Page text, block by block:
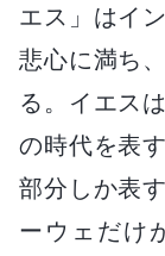
エス」はイ
悲心に満ち
る。イエス
の時代を表
部分しか表
ーウェだけ